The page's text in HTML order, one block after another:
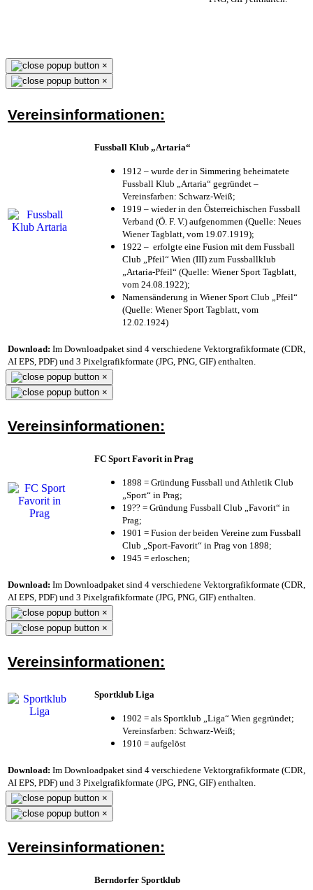
×
×
Vereinsinformationen:
Fussball Klub „Artaria“
1912 – wurde der in Simmering beheimatete
Fussball Klub „Artaria“ gegründet –
Vereinsfarben: Schwarz-Weiß;
1919 – wieder in den Österreichischen Fussball
Verband (Ö. F. V.) aufgenommen (Quelle: Neues
Wiener Tagblatt, vom 19.07.1919);
1922 – erfolgte eine Fusion mit dem Fussball
Club „Pfeil“ Wien (III) zum Fussballklub
„Artaria-Pfeil“ (Quelle: Wiener Sport Tagblatt,
vom 24.08.1922);
Namensänderung in Wiener Sport Club „Pfeil“
(Quelle: Wiener Sport Tagblatt, vom
12.02.1924)
Download: Im Downloadpaket sind 4 verschiedene Vektorgrafikformate (CDR,
AI EPS, PDF) und 3 Pixelgrafikformate (JPG, PNG, GIF) enthalten.
×
×
Vereinsinformationen:
FC Sport Favorit in Prag
1898 = Gründung Fussball und Athletik Club
„Sport“ in Prag;
19?? = Gründung Fussball Club „Favorit“ in
Prag;
1901 = Fusion der beiden Vereine zum Fussball
Club „Sport-Favorit“ in Prag von 1898;
1945 = erloschen;
Download: Im Downloadpaket sind 4 verschiedene Vektorgrafikformate (CDR,
AI EPS, PDF) und 3 Pixelgrafikformate (JPG, PNG, GIF) enthalten.
×
×
Vereinsinformationen:
Sportklub Liga
1902 = als Sportklub „Liga“ Wien gegründet;
Vereinsfarben: Schwarz-Weiß;
1910 = aufgelöst
Download: Im Downloadpaket sind 4 verschiedene Vektorgrafikformate (CDR,
AI EPS, PDF) und 3 Pixelgrafikformate (JPG, PNG, GIF) enthalten.
×
×
Vereinsinformationen:
Berndorfer Sportklub